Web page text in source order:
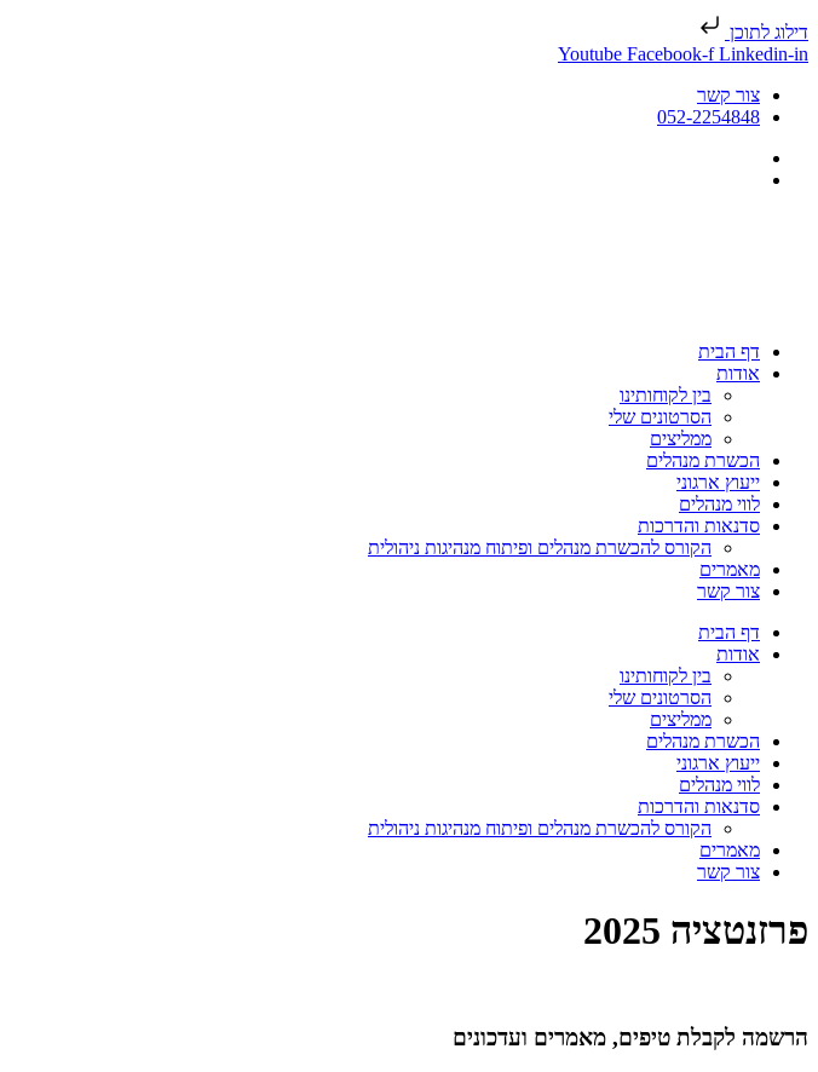
דילוג לתוכן
Youtube Facebook-f Linkedin-in
צור קשר
052-2254848
דף הבית
אודות
בין לקוחותינו
הסרטונים שלי
ממליצים
הכשרת מנהלים
ייעוץ ארגוני
לווי מנהלים
סדנאות והדרכות
הקורס להכשרת מנהלים ופיתוח מנהיגות ניהולית
מאמרים
צור קשר
דף הבית
אודות
בין לקוחותינו
הסרטונים שלי
ממליצים
הכשרת מנהלים
ייעוץ ארגוני
לווי מנהלים
סדנאות והדרכות
הקורס להכשרת מנהלים ופיתוח מנהיגות ניהולית
מאמרים
צור קשר
פרזנטציה 2025
הרשמה לקבלת טיפים, מאמרים ועדכונים